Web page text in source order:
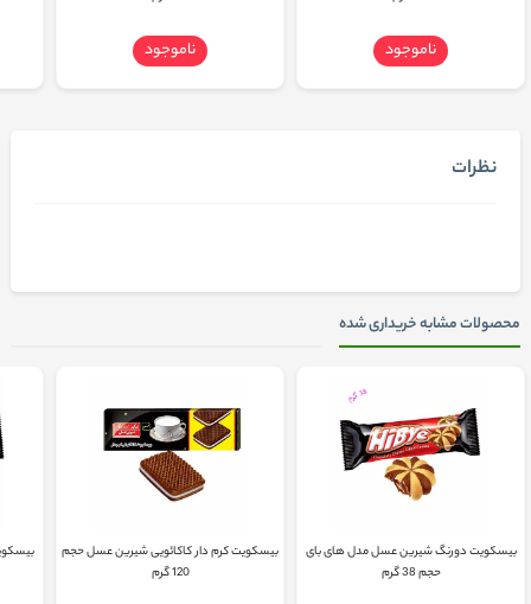
ناموجود ناموجود
نظرات
محصولات مشابه خریداری شده
بیسکویت دورنگ شیرین عسل مدل های بای
حجم 38 گرم
بیسکویت کرم دار کاکائویی شیرین عسل حجم
120 گرم